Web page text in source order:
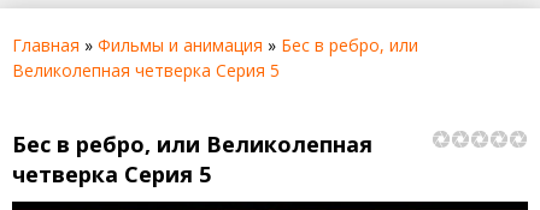
Главная » Фильмы и анимация » Бес в ребро, или
Великолепная четверка Серия 5
Бес в ребро, или Великолепная
четверка Серия 5